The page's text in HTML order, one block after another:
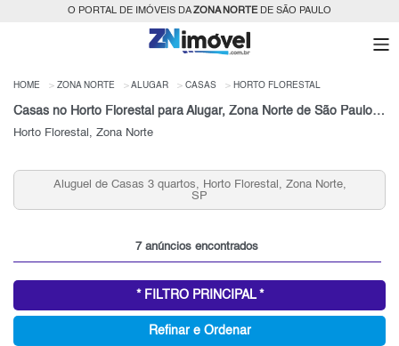
O PORTAL DE IMÓVEIS DAZONA NORTEDE SÃO PAULO
HOME ZONA NORTE ALUGAR CASAS HORTO FLORESTAL
Casas no Horto Florestal para Alugar, Zona Norte de São Paulo, SP
Horto Florestal, Zona Norte
Aluguel de Casas 2 quartos, Horto Florestal, Zona Norte,
7 anúncios encontrados
* FILTRO PRINCIPAL *
Refinar e Ordenar